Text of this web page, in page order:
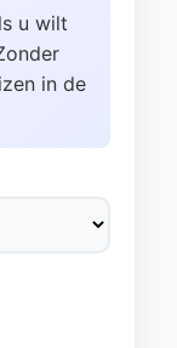
u wilt
in de